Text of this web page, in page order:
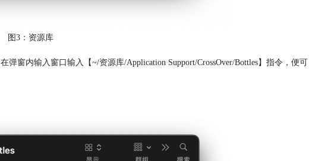
图3：资源库
弹窗内输入窗口输入【~/资源库/Application Support/CrossOver/Bottles】指令，便可